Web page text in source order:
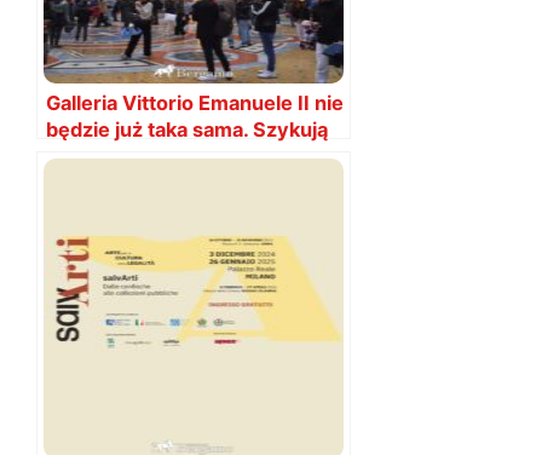
Galleria Vittorio Emanuele II nie
będzie już taka sama. Szykują
się intensywne prace